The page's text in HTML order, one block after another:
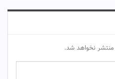
نخواهد شد.